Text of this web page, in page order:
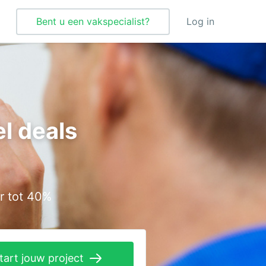
Bent u een vakspecialist? Log in
Vloeren
Vochtbestrijding
deals
tot 40%
jouw project